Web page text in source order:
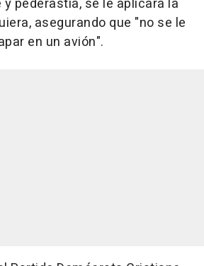
pederastia, se le aplicará la
asegurando que "no se le
en un avión".